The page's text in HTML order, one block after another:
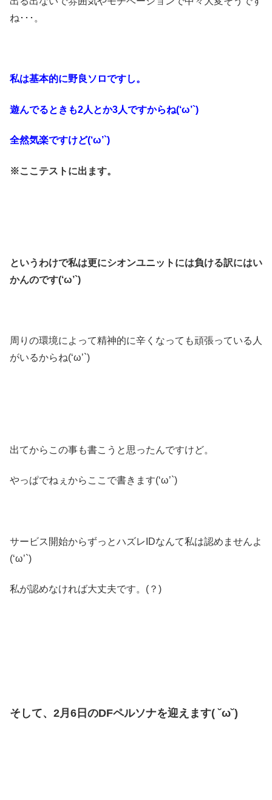
ね･･･。
私は基本的に野良ソロですし。
遊んでるときも2人とか3人ですからね(‘ω’`)
全然気楽ですけど(‘ω’`)
※ここテストに出ます。
というわけで私は更にシオンユニットには負ける訳にはい
かんのです(‘ω’`)
周りの環境によって精神的に辛くなっても頑張っている人
がいるからね(‘ω’`)
出てからこの事も書こうと思ったんですけど。
やっぱでねぇからここで書きます(‘ω’`)
サービス開始からずっとハズレIDなんて私は認めませんよ
(‘ω’`)
私が認めなければ大丈夫です。(？)
そして、2月6日のDFペルソナを迎えます( ˘ω˘)